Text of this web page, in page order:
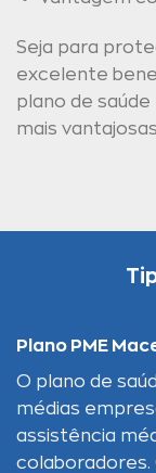
Seja para
excelente
plano de
mais
Plano PME
O plano de
médias
assistência
colaboradores.